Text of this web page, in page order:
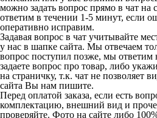
можно задать вопрос прямо в чат на
ответим в течении 1-5 минут, если
оперативно исправим.
Задавая вопрос в чат учитывайте
у нас в шапке сайта. Мы отвечаем
вопрос поступил позже, мы ответим
задаете вопрос про товар, либо
на страничку, т.к. чат не позволяет
сайта Вы нам пишите.
Перед оплатой заказа, если есть
комплектацию, внешний вид и
проверяйте. Фото на сайте либо